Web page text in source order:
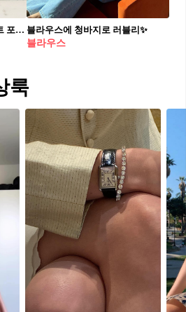
겨울에도 스커트 OK🖤 스커트 포기는 NO😆💡 추위 걱정은 타이즈가 맡을게 블라우스에 청바지로 러블리✨
블라우스
룩